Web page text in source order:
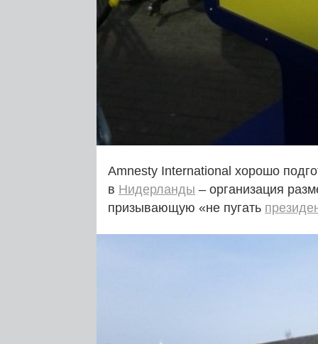
Amnesty International хорошо
в Нидерланды – организация
призывающую «не пугать